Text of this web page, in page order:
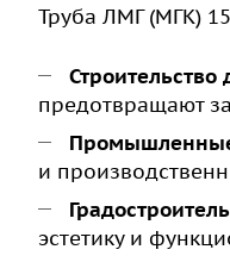
Труба ЛМГ (МГК)
Строительство
предотвращают
и
эстетику и